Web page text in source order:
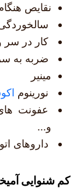
نقایص
کار در سر
ضربه به
مینیر
نورینوم
عفونت
و...
داروهای
کم شنوایی